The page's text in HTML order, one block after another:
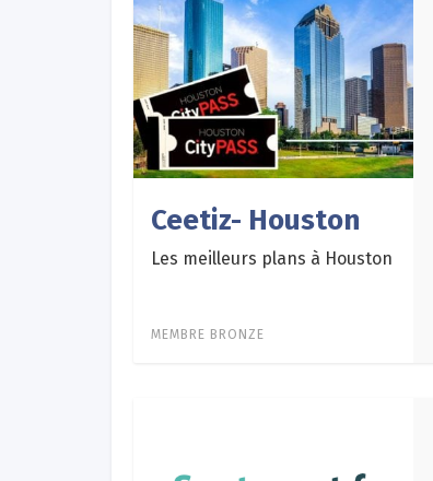
Ceetiz- Houston
Les meilleurs plans à Houston
MEMBRE BRONZE